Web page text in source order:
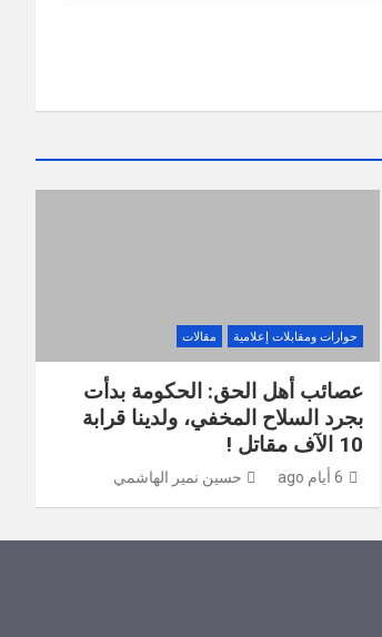
حوارات ومقابلات إعلامية مقالات
عصائب أهل الحق: الحكومة بدأت
بجرد السلاح المخفي، ولدينا قرابة
10 الآف مقاتل !
6 أيام ago حسين نمير الهاشمي